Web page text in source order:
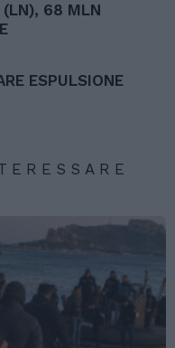
(LN), 68 MLN
ESPULSIONE